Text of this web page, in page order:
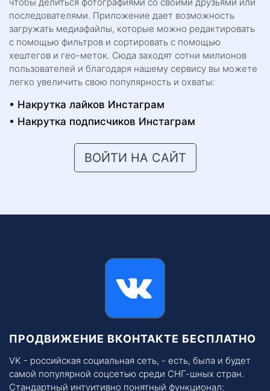
последователями. Приложение дает возможность
загружать медиафайлы, которые можно редактировать
с помощью фильтров и сортировать с помощью
хештегов и гео-меток. Сюда заходят сотни милионов
пользователей и благодаря нашему сервису вы можете
легко увеличить свою популярность и охваты:
Накрутка лайков Инстаграм
Накрутка подписчиков Инстаграм
ВОЙТИ НА САЙТ
ПРОДВИЖЕНИЕ ВКОНТАКТЕ БЕСПЛАТНО
VK - российская социальная сеть, - есть, была и будет
самой популярной соцсетью среди СНГ-шных стран.
Стандартный интуитивно понятный функционал: